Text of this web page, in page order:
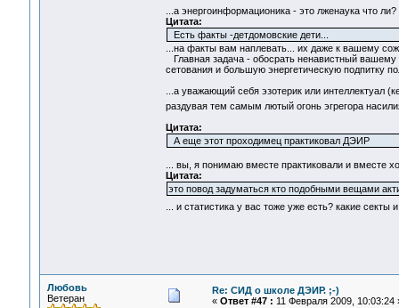
...а энергоинформационика - это лженаука что
Цитата:
Есть факты -детдомовские дети...
...на факты вам наплевать... их даже к вашему
Главная задача - обосрать ненавистный
сетования и большую энергетическую подпитку
...а уважающий себя эзотерик или интеллектуал
раздувая тем самым лютый огонь эгрегора
Цитата:
А еще этот проходимец практиковал ДЭИР
... вы, я понимаю вместе практиковали и вместе
Цитата:
это повод задуматься кто подобными вещами
... и статистика у вас тоже уже есть? какие
Любовь
Ветеран
Re: СИД о школе ДЭИР. ;-)
« Ответ #47 : 11 Февраля 2009, 10:03:24